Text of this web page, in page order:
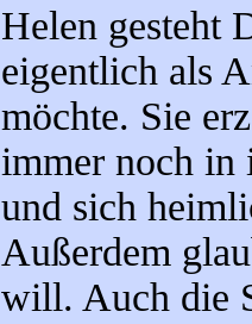
Helen gesteht
eigentlich als
möchte. Sie
immer noch in
und sich
Außerdem
will. Auch die